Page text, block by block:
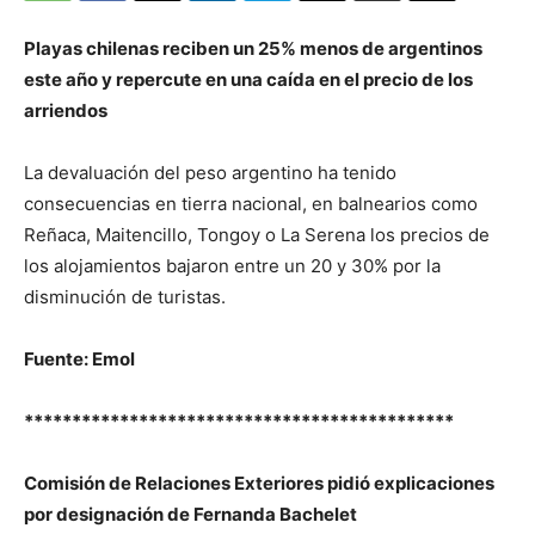
Playas chilenas reciben un 25% menos de argentinos
este año y repercute en una caída en el precio de los
arriendos
La devaluación del peso argentino ha tenido
consecuencias en tierra nacional, en balnearios como
Reñaca, Maitencillo, Tongoy o La Serena los precios de
los alojamientos bajaron entre un 20 y 30% por la
disminución de turistas.
Fuente: Emol
*********************************************
Comisión de Relaciones Exteriores pidió explicaciones
por designación de Fernanda Bachelet